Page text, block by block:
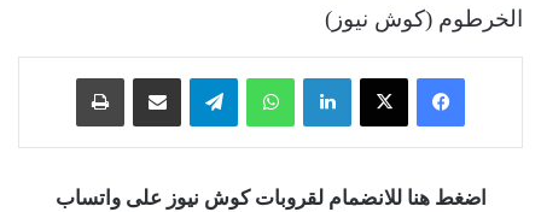
الخرطوم (كوش نيوز)
فيسبوك ‫X لينكدإن واتساب تيلقرام
اضغط هنا للانضمام لقروبات كوش نيوز على واتساب